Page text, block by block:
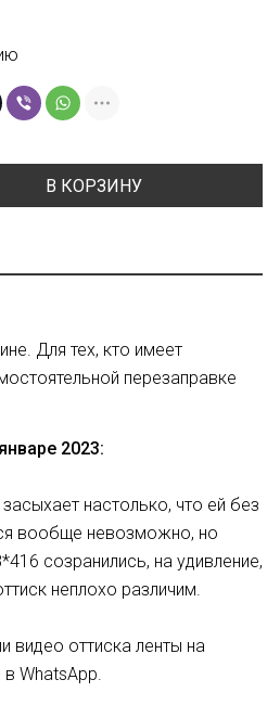
В КОРЗИНУ
Для тех, кто имеет
перезаправке
2023:
настолько, что ей без
вообще невозможно, но
созранились, на удивление,
неплохо различим.
видео оттиска ленты на
WhatsApp.